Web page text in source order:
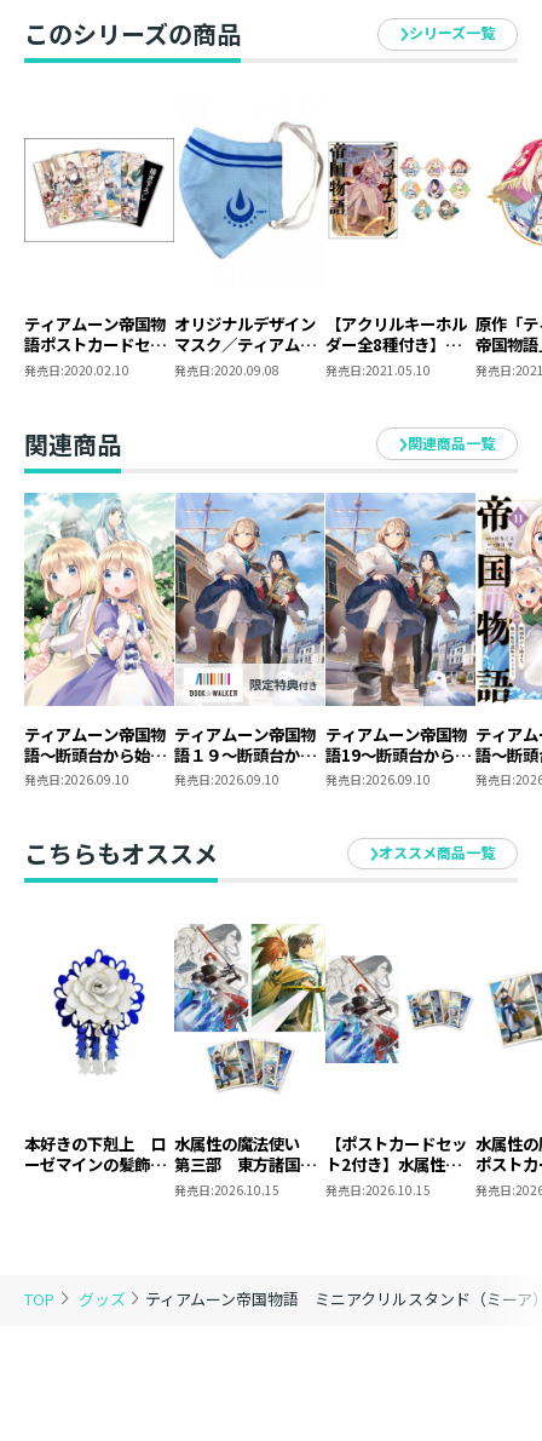
TOP グッズ ティアムーン帝国物語 ミニアクリルスタンド（ミーア
このシリーズの商品 シリーズ一覧
ティアムーン帝国物
語ポストカードセッ
ト
発売日:2020.02.10
オリジナルデザイン
マスク／ティアムー
ン帝国物語
発売日:2020.09.08
【アクリルキーホル
ダー全8種付き】テ
ィアムーン帝国物語
トーリー～
発売日:2021.05.10
原作「
帝国物
付きア
発売日:
関連商品 関連商品一覧
ティアムーン帝国物
語～断頭台から始ま
る、姫の転生逆転ス
発売日:2026.09.10
ティアムーン帝国物
語１９～断頭台から
始まる、姫の転生逆
き】
発売日:2026.09.10
ティアムーン帝国物
語19～断頭台から始
まる、姫の転生逆転
発売日:2026.09.10
ティア
語～断
る、姫
発売日:
こちらもオススメ オススメ商品一覧
本好きの下剋上 ロ
ーゼマインの髪飾り
水属性の魔法使い
第三部 東方諸国編
8 同時発売まとめ
買いセット
発売日:2026.10.15
【ポストカードセッ
ト2付き】水属性の
魔法使い 第三部
東方諸国編8
発売日:2026.10.15
水属性
ポスト
2
発売日: